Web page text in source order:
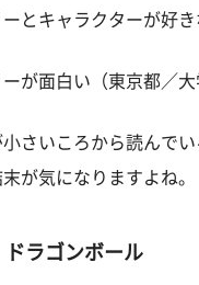
ーとキャラクターが好
ーが面白い（東京都／大
さいころから読んで
が気になりますよね。
ラゴンボール